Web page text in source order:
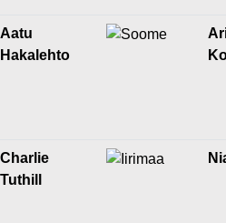
Aatu
Hakalehto
Charlie
Tuthill